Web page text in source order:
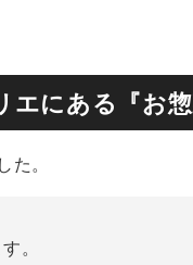
エにある『お
。
。